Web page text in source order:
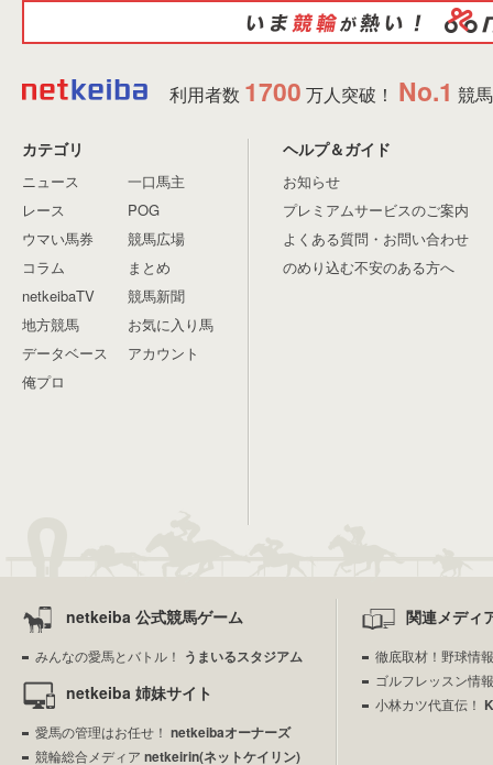
利用者数 1700 万人突破！ No.1 競
カテゴリ
ニュース
レース
ウマい馬券
コラム
netkeibaTV
地方競馬
データベース
俺プロ
一口馬主
POG
競馬広場
まとめ
競馬新聞
お気に入り馬
アカウント
ヘルプ＆ガイド
お知らせ
プレミアムサービスのご案内
よくある質問・お問い合わせ
のめり込む不安のある方へ
netkeiba 公式競馬ゲーム
みんなの愛馬とバトル！ うまいるスタジアム
netkeiba 姉妹サイト
愛馬の管理はお任せ！ netkeibaオーナーズ
競輪総合メディア netkeirin(ネットケイリン)
関連メディ
徹底取材！野球情
ゴルフレッスン情
小林カツ代直伝！